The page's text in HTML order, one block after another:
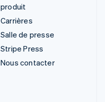
produit
Carrières
Salle de presse
Stripe Press
Nous contacter